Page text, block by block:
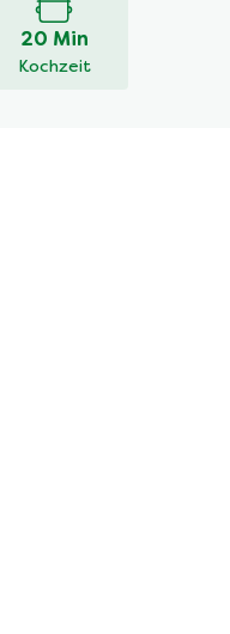
20 Min
Kochzeit